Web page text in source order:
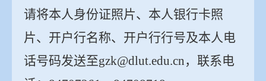
请将本人身份证照片、本人银行卡照
片、开户行名称、开户行行号及本人电
话号码发送至gzk@dlut.edu.cn，联系电